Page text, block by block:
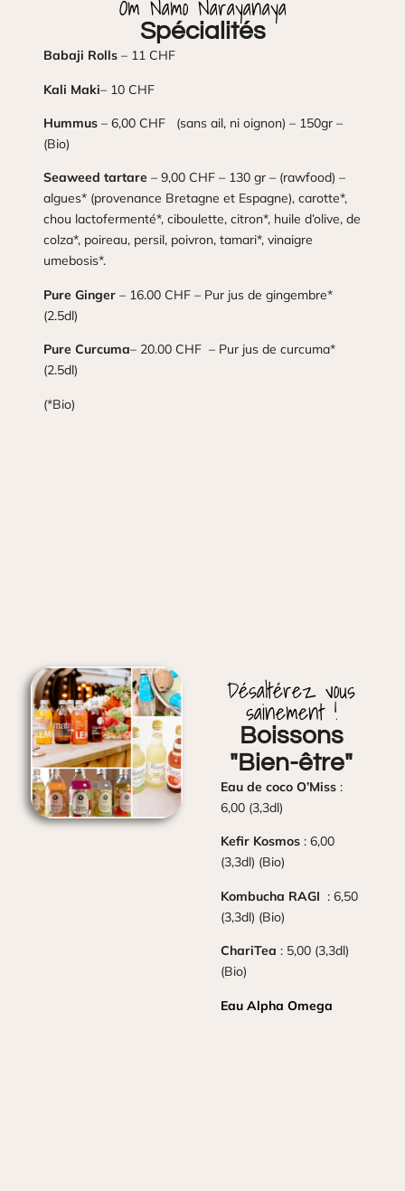
Om Namo Narayanaya
Spécialités
Babaji Rolls – 11 CHF
Kali Maki– 10 CHF
Hummus – 6,00 CHF (sans ail, ni oignon) – 150gr –
(Bio)
Seaweed tartare – 9,00 CHF – 130 gr – (rawfood) –
algues* (provenance Bretagne et Espagne), carotte*,
chou lactofermenté*, ciboulette, citron*, huile d’olive, de
colza*, poireau, persil, poivron, tamari*, vinaigre
umebosis*.
Pure Ginger – 16.00 CHF – Pur jus de gingembre*
(2.5dl)
Pure Curcuma– 20.00 CHF – Pur jus de curcuma*
(2.5dl)
(*Bio)
Désaltérez vous
sainement !
Boissons
"Bien-être"
Eau de coco O’Miss :
6,00 (3,3dl)
Kefir Kosmos : 6,00
(3,3dl) (Bio)
Kombucha RAGI : 6,50
(3,3dl) (Bio)
ChariTea : 5,00 (3,3dl)
(Bio)
Eau Alpha Omega